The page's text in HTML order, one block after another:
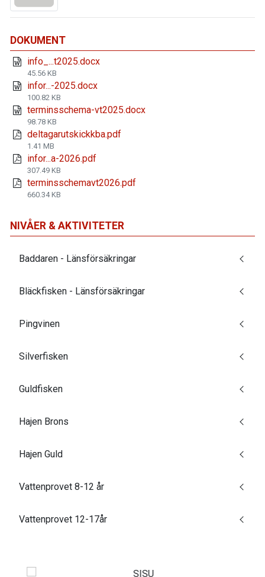
DOKUMENT
info_...t2025.docx
45.56 KB
infor...-2025.docx
100.82 KB
terminsschema-vt2025.docx
98.78 KB
deltagarutskickkba.pdf
1.41 MB
infor...a-2026.pdf
307.49 KB
terminsschemavt2026.pdf
660.34 KB
NIVÅER & AKTIVITETER
Baddaren - Länsförsäkringar
Bläckfisken - Länsförsäkringar
Pingvinen
Silverfisken
Guldfisken
Hajen Brons
Hajen Guld
Vattenprovet 8-12 år
Vattenprovet 12-17år